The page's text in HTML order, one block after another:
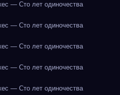
— Сто лет одиночества
— Сто лет одиночества
— Сто лет одиночества
— Сто лет одиночества
— Сто лет одиночества